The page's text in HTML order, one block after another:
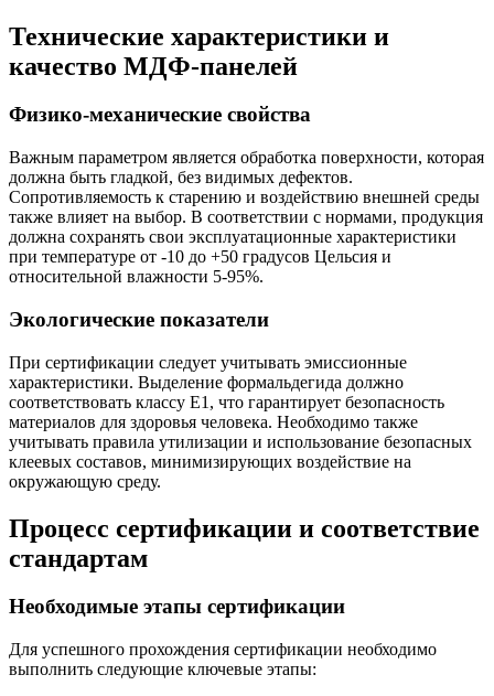
Технические характеристики и
качество МДФ-панелей
Физико-механические свойства
Важным параметром является обработка поверхности, которая
должна быть гладкой, без видимых дефектов.
Сопротивляемость к старению и воздействию внешней среды
также влияет на выбор. В соответствии с нормами, продукция
должна сохранять свои эксплуатационные характеристики
при температуре от -10 до +50 градусов Цельсия и
относительной влажности 5-95%.
Экологические показатели
При сертификации следует учитывать эмиссионные
характеристики. Выделение формальдегида должно
соответствовать классу Е1, что гарантирует безопасность
материалов для здоровья человека. Необходимо также
учитывать правила утилизации и использование безопасных
клеевых составов, минимизирующих воздействие на
окружающую среду.
Процесс сертификации и соответствие
стандартам
Необходимые этапы сертификации
Для успешного прохождения сертификации необходимо
выполнить следующие ключевые этапы: